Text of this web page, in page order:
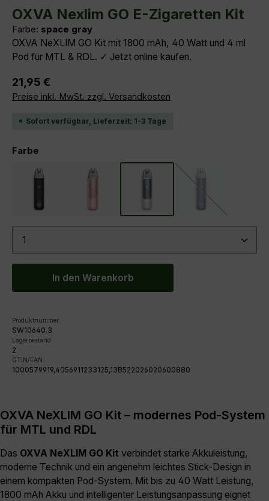
Durchschnittliche Bewertung von 4 von 5 Sternen
OXVA Nexlim GO E-Zigaretten Kit
Farbe: space gray
OXVA NeXLIM GO Kit mit 1800 mAh, 40 Watt und 4 ml
Pod für MTL & RDL. ✓ Jetzt online kaufen.
Regulärer Preis:
21,95 €
Preise inkl. MwSt. zzgl. Versandkosten
Sofort verfügbar, Lieferzeit: 1-3 Tage
Farbe
starry blue
(Diese Option ist
Produkt Anzahl: Gib den gewünschten Wert ein
In den Warenkorb
Produktnummer:
SW10640.3
Lagerbestand:
2
GTIN/EAN:
1000579919,4056911233125,13B522026020600880
OXVA NeXLIM GO Kit – modernes Pod-System
für MTL und RDL
Das OXVA NeXLIM GO Kit verbindet starke Akkuleistung,
moderne Technik und ein angenehm leichtes Stick-Design in
einem kompakten Pod-System. Mit bis zu 40 Watt Leistung,
1800 mAh Akku und intelligenter Leistungsanpassung eignet